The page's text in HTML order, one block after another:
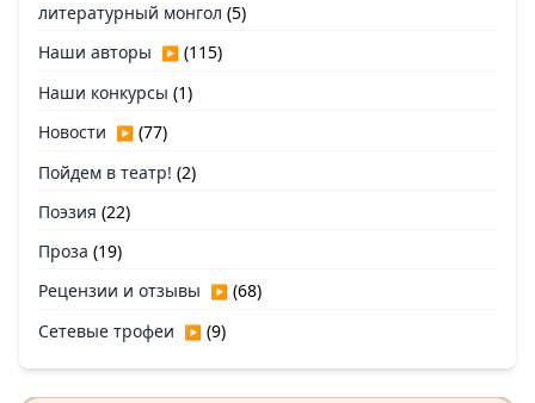
литературный монгол (5)
Наши авторы ▶ (115)
Наши конкурсы (1)
Новости ▶ (77)
Пойдем в театр! (2)
Поэзия (22)
Проза (19)
Рецензии и отзывы ▶ (68)
Сетевые трофеи ▶ (9)